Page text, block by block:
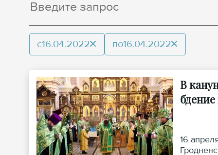
с16.04.2022 по16.04.2022
В
16